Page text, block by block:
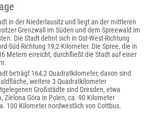
in der Niederlausitz und liegt an der mittleren
Grenzwall im Süden und dem Spreewald im
Die Stadt dehnt sich in Ost-West-Richtung
Süd-Richtung 19,2 Kilometer. Die Spree, die in
Metern erreicht, durchfließt die Stadt auf einer
beträgt 164,2 Quadratkilometer, davon sind
weitere 3 Quadratkilometer
Großstädte sind Dresden, etwa
Zielona Góra in Polen, ca. 90 Kilometer
100 Kilometer nordwestlich von Cottbus.